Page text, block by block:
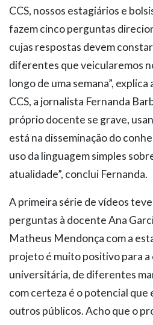
CCS, nossos estagiários e
fazem cinco perguntas
cujas respostas devem
diferentes que veicularemos
longo de uma semana”,
CCS, a jornalista Fernanda
próprio docente se grave,
está na disseminação do
uso da linguagem simples
atualidade”, conclui Fernanda.
A primeira série de vídeos teve
perguntas à docente Ana
Matheus Mendonça com a
projeto é muito positivo para a
universitária, de diferentes
com certeza é o potencial que
outros públicos. Acho que o